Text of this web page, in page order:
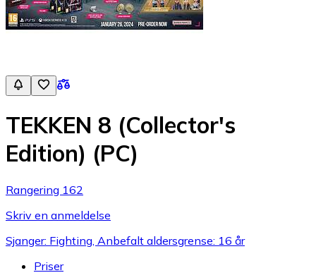
TEKKEN 8 (Collector's
Edition) (PC)
Rangering 162
Skriv en anmeldelse
Sjanger: Fighting, Anbefalt aldersgrense: 16 år
Priser